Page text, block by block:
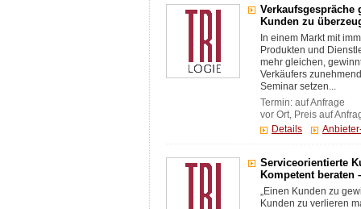
Verkaufsgespräche
Kunden zu
In einem Markt mit
Produkten und
mehr gleichen,
Verkäufers
Seminar setzen...
Termin: auf Anfrage
vor Ort, Preis auf
Details
Serviceorientierte
Kompetent
„Einen Kunden zu
Kunden zu verlieren